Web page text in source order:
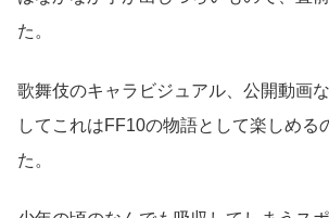
た。
歌舞伎のキャラビジュアル、公開動画
してこれはFF10の物語として楽しめる
た。